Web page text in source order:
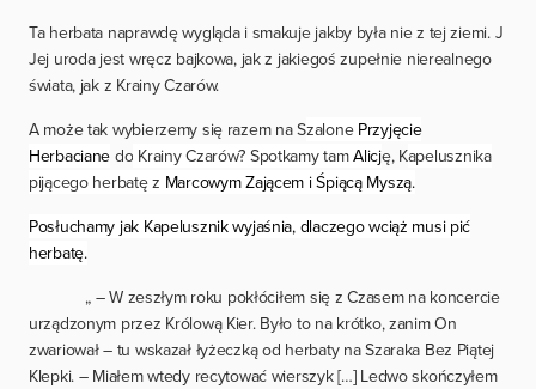
Ta herbata naprawdę wygląda i smakuje jakby była nie z tej ziemi. J
Jej uroda jest wręcz bajkowa, jak z jakiegoś zupełnie nierealnego
świata, jak z Krainy Czarów.
A może tak wybierzemy się razem na Szalone Przyjęcie
Herbaciane do Krainy Czarów? Spotkamy tamAlicję, Kapelusznika
pijącego herbatę z Marcowym Zającem iŚpiącą Myszą.
Posłuchamy jak Kapelusznik wyjaśnia, dlaczego wciąż musi pić
herbatę.
„ – W zeszłym roku pokłóciłem się z Czasem na koncercie
urządzonym przez Królową Kier. Było to na krótko, zanim On
zwariował – tu wskazał łyżeczką od herbaty na Szaraka Bez Piątej
Klepki. – Miałem wtedy recytować wierszyk […] Ledwo skończyłem